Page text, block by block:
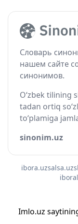
Словарь
нашем сайте
синонимов.
O‘zbek tilining
tadan ortiq
to‘plamiga
sinonim.uz
ibora.uzsalsa.uz
Imlo.uz